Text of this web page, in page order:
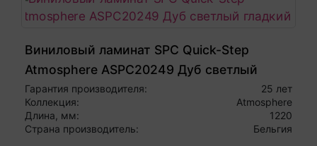
Виниловый ламинат SPC Quick-Step
Atmosphere ASPC20249 Дуб светлый
гладкий
Гарантия производителя:
25 лет
Коллекция:
Atmosphere
Длина, мм:
1220
Страна производитель:
Бельгия